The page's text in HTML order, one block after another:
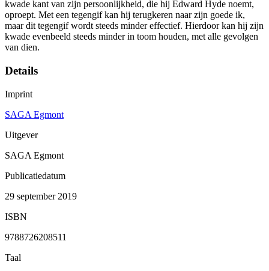
kwade kant van zijn persoonlijkheid, die hij Edward Hyde noemt,
oproept. Met een tegengif kan hij terugkeren naar zijn goede ik,
maar dit tegengif wordt steeds minder effectief. Hierdoor kan hij zijn
kwade evenbeeld steeds minder in toom houden, met alle gevolgen
van dien.
Details
Imprint
SAGA Egmont
Uitgever
SAGA Egmont
Publicatiedatum
29 september 2019
ISBN
9788726208511
Taal